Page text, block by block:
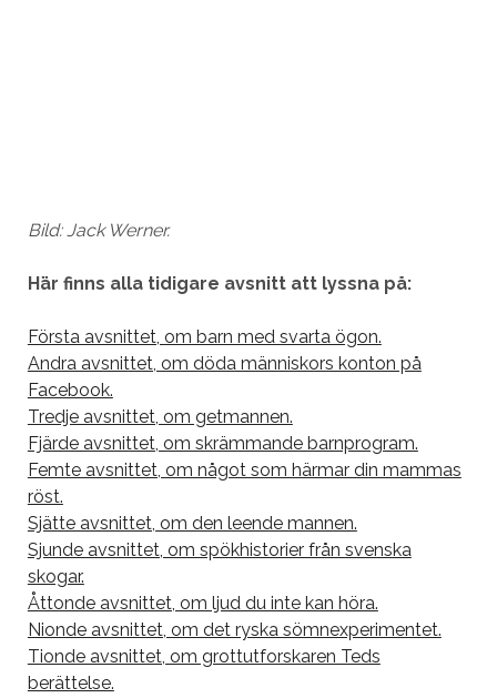
Bild: Jack Werner.
Här finns alla tidigare avsnitt att lyssna på:
Första avsnittet, om barn med svarta ögon.
Andra avsnittet, om döda människors konton på
Facebook.
Tredje avsnittet, om getmannen.
Fjärde avsnittet, om skrämmande barnprogram.
Femte avsnittet, om något som härmar din mammas
röst.
Sjätte avsnittet, om den leende mannen.
Sjunde avsnittet, om spökhistorier från svenska
skogar.
Åttonde avsnittet, om ljud du inte kan höra.
Nionde avsnittet, om det ryska sömnexperimentet.
Tionde avsnittet, om grottutforskaren Teds
berättelse.